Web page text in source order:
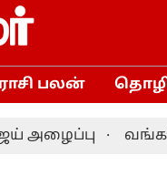
ராசி பலன்
வங்கதேச